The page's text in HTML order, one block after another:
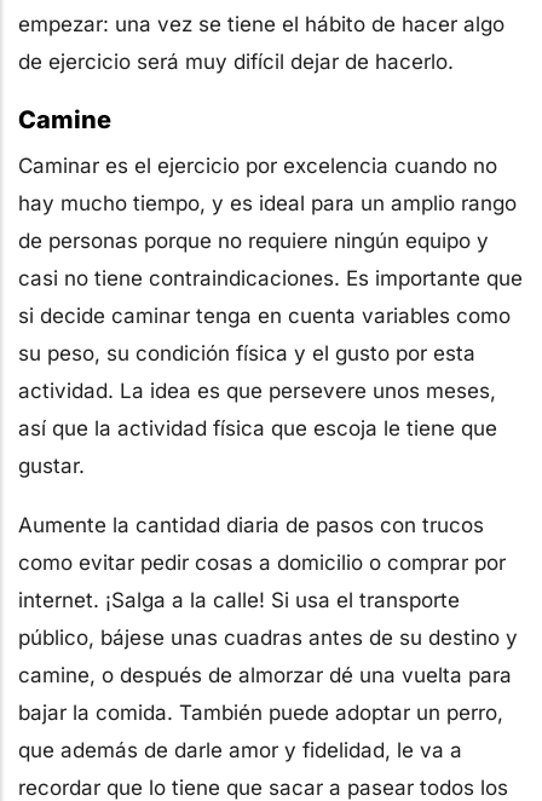
empezar: una vez se tiene el hábito de hacer algo
de ejercicio será muy difícil dejar de hacerlo.
Camine
Caminar es el ejercicio por excelencia cuando no
hay mucho tiempo, y es ideal para un amplio rango
de personas porque no requiere ningún equipo y
casi no tiene contraindicaciones. Es importante que
si decide caminar tenga en cuenta variables como
su peso, su condición física y el gusto por esta
actividad. La idea es que persevere unos meses,
así que la actividad física que escoja le tiene que
gustar.
Aumente la cantidad diaria de pasos con trucos
como evitar pedir cosas a domicilio o comprar por
internet. ¡Salga a la calle! Si usa el transporte
público, bájese unas cuadras antes de su destino y
camine, o después de almorzar dé una vuelta para
bajar la comida. También puede adoptar un perro,
que además de darle amor y fidelidad, le va a
recordar que lo tiene que sacar a pasear todos los